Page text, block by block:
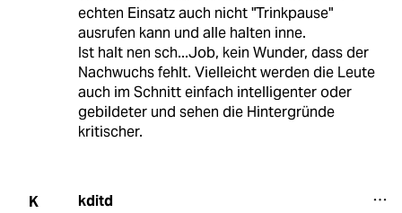
echten Einsatz auch nicht "Trinkpause"
ausrufen kann und alle halten inne.
Ist halt nen sch...Job, kein Wunder, dass der
Nachwuchs fehlt. Vielleicht werden die Leute
auch im Schnitt einfach intelligenter oder
gebildeter und sehen die Hintergründe
kritischer.
K kditd